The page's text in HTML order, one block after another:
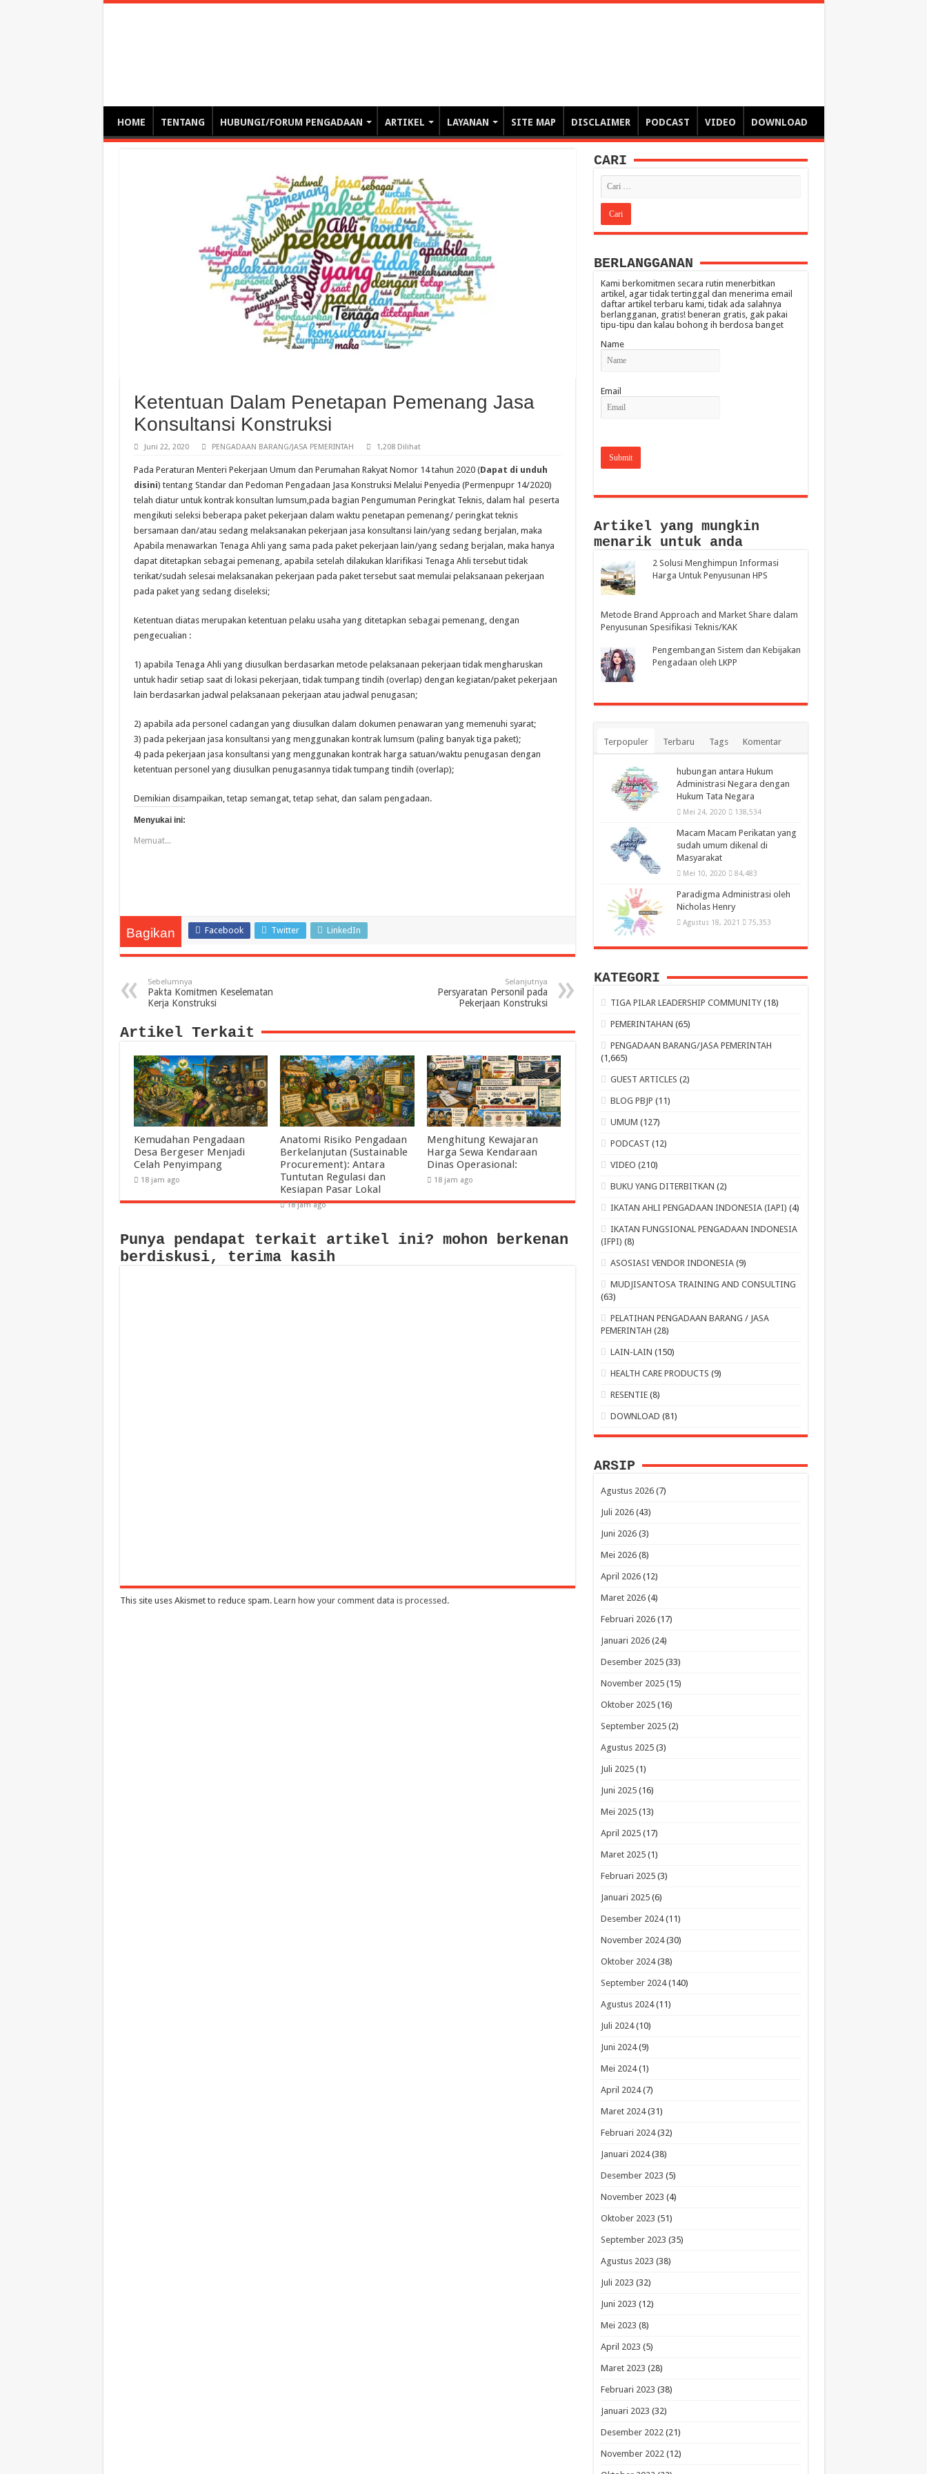
HOME TENTANG HUBUNGI/FORUM PENGADAAN ARTIKEL LAYANAN SITE MAP DISCLAIMER PODCAST VIDEO DOWNLOAD
Ketentuan Dalam Penetapan Pemenang Jasa
Konsultansi Konstruksi
Juni 22, 2020 PENGADAAN BARANG/JASA PEMERINTAH 1,208 Dilihat
Pada Peraturan Menteri Pekerjaan Umum dan Perumahan Rakyat Nomor 14 tahun 2020 (Dapat di unduh
disini) tentang Standar dan Pedoman Pengadaan Jasa Konstruksi Melalui Penyedia (Permenpupr 14/2020)
telah diatur untuk kontrak konsultan lumsum,pada bagian Pengumuman Peringkat Teknis, dalam hal peserta
mengikuti seleksi beberapa paket pekerjaan dalam waktu penetapan pemenang/ peringkat teknis
bersamaan dan/atau sedang melaksanakan pekerjaan jasa konsultansi lain/yang sedang berjalan, maka
Apabila menawarkan Tenaga Ahli yang sama pada paket pekerjaan lain/yang sedang berjalan, maka hanya
dapat ditetapkan sebagai pemenang, apabila setelah dilakukan klarifikasi Tenaga Ahli tersebut tidak
terikat/sudah selesai melaksanakan pekerjaan pada paket tersebut saat memulai pelaksanaan pekerjaan
pada paket yang sedang diseleksi;
Ketentuan diatas merupakan ketentuan pelaku usaha yang ditetapkan sebagai pemenang, dengan
pengecualian :
1) apabila Tenaga Ahli yang diusulkan berdasarkan metode pelaksanaan pekerjaan tidak mengharuskan
untuk hadir setiap saat di lokasi pekerjaan, tidak tumpang tindih (overlap) dengan kegiatan/paket pekerjaan
lain berdasarkan jadwal pelaksanaan pekerjaan atau jadwal penugasan;
2) apabila ada personel cadangan yang diusulkan dalam dokumen penawaran yang memenuhi syarat;
3) pada pekerjaan jasa konsultansi yang menggunakan kontrak lumsum (paling banyak tiga paket);
4) pada pekerjaan jasa konsultansi yang menggunakan kontrak harga satuan/waktu penugasan dengan
ketentuan personel yang diusulkan penugasannya tidak tumpang tindih (overlap);
Demikian disampaikan, tetap semangat, tetap sehat, dan salam pengadaan.
Menyukai ini:
Memuat...
Bagikan Facebook Twitter LinkedIn
Sebelumnya
Pakta Komitmen Keselematan
Kerja Konstruksi
Selanjutnya
Persyaratan Personil pada
Pekerjaan Konstruksi
Artikel Terkait
Kemudahan Pengadaan
Desa Bergeser Menjadi
Celah Penyimpang
18 jam ago
Anatomi Risiko Pengadaan
Berkelanjutan (Sustainable
Procurement): Antara
Tuntutan Regulasi dan
Kesiapan Pasar Lokal
18 jam ago
Menghitung Kewajaran
Harga Sewa Kendaraan
Dinas Operasional:
18 jam ago
Punya pendapat terkait artikel ini? mohon berkenan
berdiskusi, terima kasih
This site uses Akismet to reduce spam. Learn how your comment data is processed .
CARI
BERLANGGANAN
Kami berkomitmen secara rutin menerbitkan
artikel, agar tidak tertinggal dan menerima email
daftar artikel terbaru kami, tidak ada salahnya
berlangganan, gratis! beneran gratis, gak pakai
tipu-tipu dan kalau bohong ih berdosa banget
Name
Email
Artikel yang mungkin
menarik untuk anda
2 Solusi Menghimpun Informasi
Harga Untuk Penyusunan HPS
Metode Brand Approach and Market Share dalam
Penyusunan Spesifikasi Teknis/KAK
Pengembangan Sistem dan Kebijakan
Pengadaan oleh LKPP
Terpopuler Terbaru Tags Komentar
hubungan antara Hukum
Administrasi Negara dengan
Hukum Tata Negara
Mei 24, 2020 138,534
Macam Macam Perikatan yang
sudah umum dikenal di
Masyarakat
Mei 10, 2020 84,483
Paradigma Administrasi oleh
Nicholas Henry
Agustus 18, 2021 75,353
KATEGORI
TIGA PILAR LEADERSHIP COMMUNITY (18)
PEMERINTAHAN (65)
PENGADAAN BARANG/JASA PEMERINTAH
(1,665)
GUEST ARTICLES (2)
BLOG PBJP (11)
UMUM (127)
PODCAST (12)
VIDEO (210)
BUKU YANG DITERBITKAN (2)
IKATAN AHLI PENGADAAN INDONESIA (IAPI) (4)
IKATAN FUNGSIONAL PENGADAAN INDONESIA
(IFPI) (8)
ASOSIASI VENDOR INDONESIA (9)
MUDJISANTOSA TRAINING AND CONSULTING
(63)
PELATIHAN PENGADAAN BARANG / JASA
PEMERINTAH (28)
LAIN-LAIN (150)
HEALTH CARE PRODUCTS (9)
RESENTIE (8)
DOWNLOAD (81)
ARSIP
Agustus 2026(7)
Juli 2026(43)
Juni 2026(3)
Mei 2026(8)
April 2026(12)
Maret 2026(4)
Februari 2026(17)
Januari 2026(24)
Desember 2025(33)
November 2025(15)
Oktober 2025(16)
September 2025(2)
Agustus 2025(3)
Juli 2025(1)
Juni 2025(16)
Mei 2025(13)
April 2025(17)
Maret 2025(1)
Februari 2025(3)
Januari 2025(6)
Desember 2024(11)
November 2024(30)
Oktober 2024(38)
September 2024(140)
Agustus 2024(11)
Juli 2024(10)
Juni 2024(9)
Mei 2024(1)
April 2024(7)
Maret 2024(31)
Februari 2024(32)
Januari 2024(38)
Desember 2023 (5)
November 2023 (4)
Oktober 2023 (51)
September 2023 (35)
Agustus 2023 (38)
Juli 2023 (32)
Juni 2023 (12)
Mei 2023 (8)
April 2023 (5)
Maret 2023 (28)
Februari 2023 (38)
Januari 2023 (32)
Desember 2022(21)
November 2022(12)